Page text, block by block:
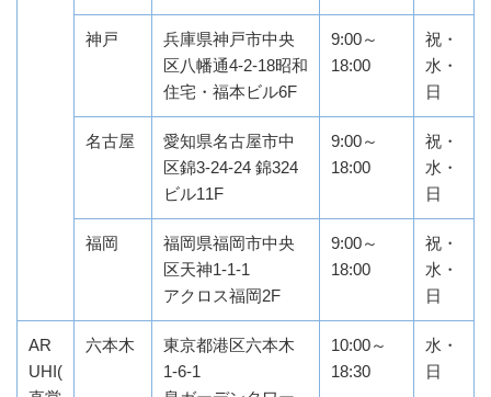
神戸
兵庫県神戸市中央
区八幡通4-2-18昭和
住宅・福本ビル6F
9:00～
18:00
祝・
水・
日
名古屋
愛知県名古屋市中
区錦3-24-24 錦324
ビル11F
9:00～
18:00
祝・
水・
日
福岡
福岡県福岡市中央
区天神1-1-1
アクロス福岡2F
9:00～
18:00
祝・
水・
日
AR
UHI(
六本木
東京都港区六本木
1-6-1
10:00～
18:30
水・
日